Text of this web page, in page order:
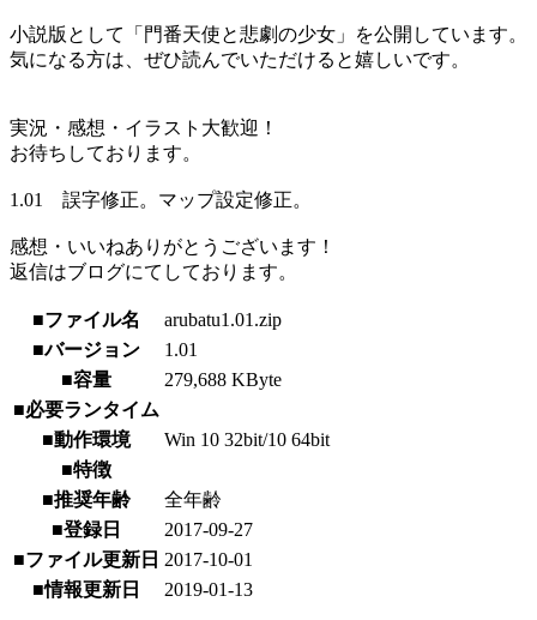
小説版として「門番天使と悲劇の少女」を公開しています。
気になる方は、ぜひ読んでいただけると嬉しいです。
実況・感想・イラスト大歓迎！
お待ちしております。
1.01 誤字修正。マップ設定修正。
感想・いいねありがとうございます！
返信はブログにてしております。
■ファイル名
arubatu1.01.zip
■バージョン
1.01
■容量
279,688 KByte
■必要ランタイム
■動作環境
Win 10 32bit/10 64bit
■特徴
■推奨年齢
全年齢
■登録日
2017-09-27
■ファイル更新日 2017-10-01
■情報更新日
2019-01-13